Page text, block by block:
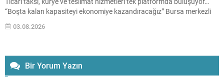
“Boşta kalan kapasiteyi ekonomiye kazandıracağız” Bursa merkezli
teknoloji girişimi SepetTaxi, şehir içi ulaşım ve mikro lojistik alanında
geliştirdiği yeni nesil platformla Türkiye’de ulaşım alışkanlıklarına...
03.08.2026
Bir Yorum Yazın